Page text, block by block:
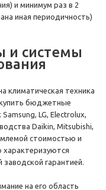
и минимум раз в 2
иная периодичность)
и системы
климатическая техника
бюджетные
LG, Electrolux,
Daikin, Mitsubishi,
стоимостью и
характеризуются
гарантией.
на его область